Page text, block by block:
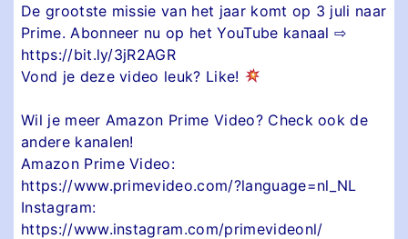
De grootste missie van het jaar komt op 3 juli naar
Prime. Abonneer nu op het YouTube kanaal ⇨
https://bit.ly/3jR2AGR
Vond je deze video leuk? Like!
Wil je meer Amazon Prime Video? Check ook de
andere kanalen!
Amazon Prime Video:
https://www.primevideo.com/?language=nl_NL
Instagram:
https://www.instagram.com/primevideonl/